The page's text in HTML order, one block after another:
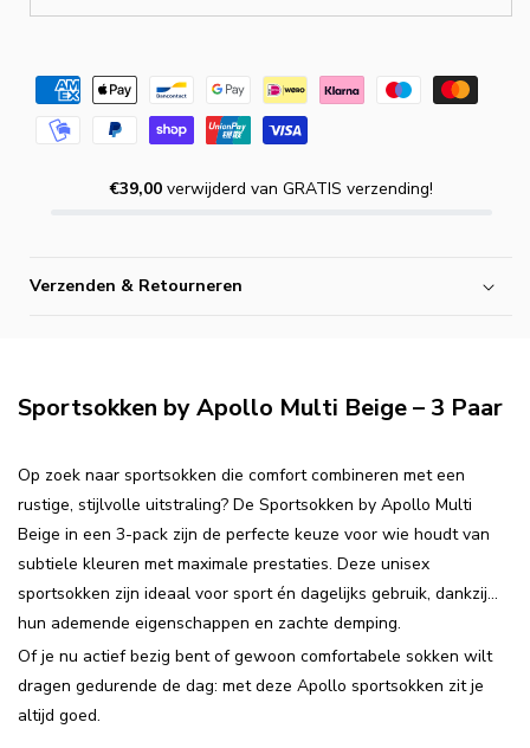
€39,00verwijderd van GRATIS verzending!
Verzenden & Retourneren
Sportsokken by Apollo Multi Beige – 3 Paar
Op zoek naar sportsokken die comfort combineren met een
rustige, stijlvolle uitstraling? De Sportsokken by Apollo Multi
Beige in een 3-pack zijn de perfecte keuze voor wie houdt van
subtiele kleuren met maximale prestaties. Deze unisex
sportsokken zijn ideaal voor sport én dagelijks gebruik, dankzij
hun ademende eigenschappen en zachte demping.
Of je nu actief bezig bent of gewoon comfortabele sokken wilt
dragen gedurende de dag: met deze Apollo sportsokken zit je
altijd goed.